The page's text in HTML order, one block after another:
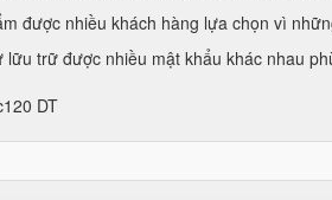
được nhiều khách hàng lựa chọn vì
lữu trữ được nhiều mật khẩu khác nhau